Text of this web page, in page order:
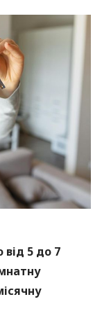
5 до 7